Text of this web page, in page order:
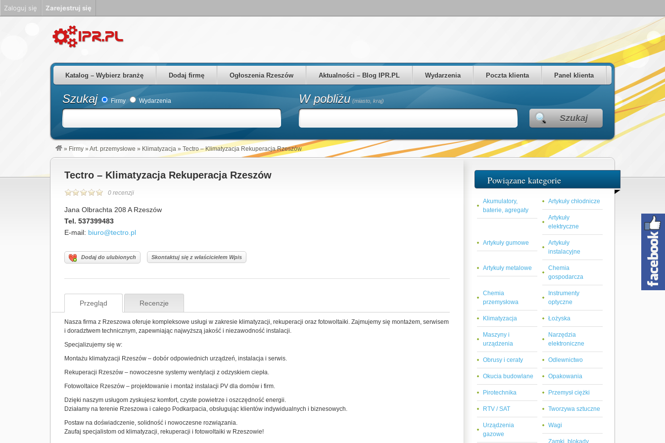
Katalog – Wybierz branżę Dodaj firmę Ogłoszenia Rzeszów Aktualności – Blog IPR.PL Wydarzenia Poczta klienta Panel klienta
Szukaj Firmy Wydarzenia W pobliżu (miasto, kraj)
Szukaj
» Firmy » Art. przemysłowe » Klimatyzacja » Tectro – Klimatyzacja Rekuperacja Rzeszów
Tectro – Klimatyzacja Rekuperacja Rzeszów
0 recenzji
Jana Olbrachta 208 A Rzeszów
Tel. 537399483
E-mail: biuro@tectro.pl
Dodaj do ulubionych Skontaktuj się z właścicielem Wpis
Przegląd Recenzje
Nasza firma z Rzeszowa oferuje kompleksowe usługi w zakresie klimatyzacji, rekuperacji oraz fotowoltaiki. Zajmujemy się montażem, serwisem
i doradztwem technicznym, zapewniając najwyższą jakość i niezawodność instalacji.
Specjalizujemy się w:
Montażu klimatyzacji Rzeszów – dobór odpowiednich urządzeń, instalacja i serwis.
Rekuperacji Rzeszów – nowoczesne systemy wentylacji z odzyskiem ciepła.
Fotowoltaice Rzeszów – projektowanie i montaż instalacji PV dla domów i firm.
Dzięki naszym usługom zyskujesz komfort, czyste powietrze i oszczędność energii.
Działamy na terenie Rzeszowa i całego Podkarpacia, obsługując klientów indywidualnych i biznesowych.
Postaw na doświadczenie, solidność i nowoczesne rozwiązania.
Zaufaj specjalistom od klimatyzacji, rekuperacji i fotowoltaiki w Rzeszowie!
Powiązane kategorie
Akumulatory,
baterie, agregaty
Artykuły chłodnicze
Artykuły
elektryczne
Artykuły gumowe
Artykuły
instalacyjne
Artykuły metalowe
Chemia
gospodarcza
Chemia
przemysłowa
Instrumenty
optyczne
Klimatyzacja Łożyska
Maszyny i
urządzenia
Narzędzia
elektroniczne
Obrusy i ceraty Odlewnictwo
Okucia budowlane Opakowania
Pirotechnika Przemysł ciężki
RTV / SAT Tworzywa sztuczne
Urządzenia
gazowe
Wagi
Zamki, blokady,
Zaloguj się Zarejestruj się